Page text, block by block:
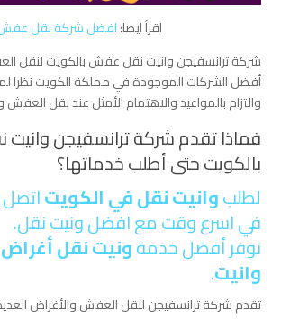
اقرأ ايضا:افضل شركة نقل
شركة ترانسفيجن وانيت نقل عفش بالكويت لنقل
أفضل الشركات الموجودة في مملكة الكويت نظرا
والتزام بالمواعيد والاهتمام الأمثل عند نقل
فماذا تقدم شركة ترانسفيجن
بالكويت حتى أطلب خدماتها؟
لطلبوانيت نقل في الكويت
في اسرع وقت مع افضل ونيت نقل.
نوفر أفضل خدمةونيت نقل
وانيت.
تقدم شركة ترانسفيجن لنقل العفش والأغراض